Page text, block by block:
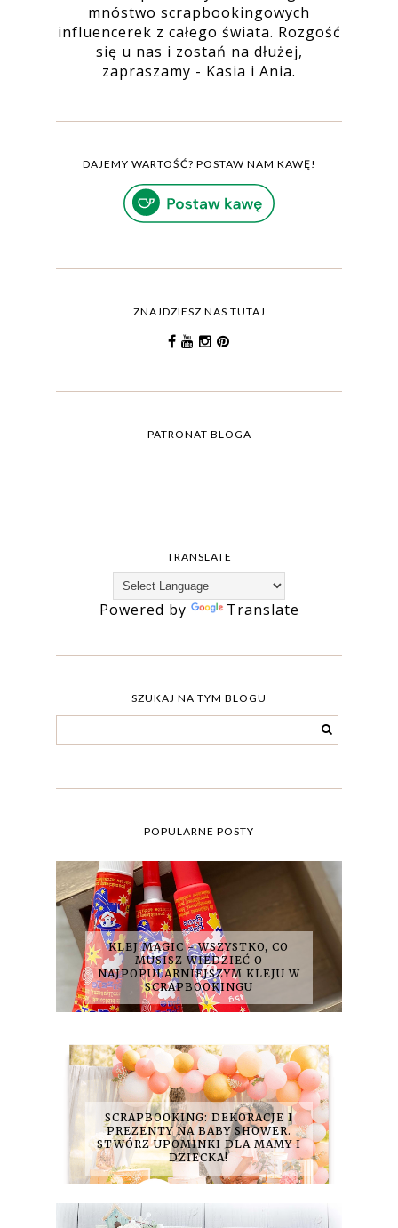
mnóstwo scrapbookingowych
influencerek z całego świata. Rozgość
się u nas i zostań na dłużej,
zapraszamy - Kasia i Ania.
DAJEMY WARTOŚĆ? POSTAW NAM KAWĘ!
ZNAJDZIESZ NAS TUTAJ
PATRONAT BLOGA
TRANSLATE
Powered by Translate
SZUKAJ NA TYM BLOGU
POPULARNE POSTY
KLEJ MAGIC - WSZYSTKO, CO
MUSISZ WIEDZIEĆ O
NAJPOPULARNIEJSZYM KLEJU W
SCRAPBOOKINGU
SCRAPBOOKING: DEKORACJE I
PREZENTY NA BABY SHOWER.
STWÓRZ UPOMINKI DLA MAMY I
DZIECKA!